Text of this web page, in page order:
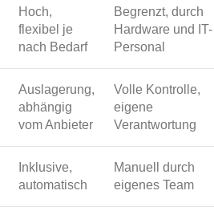
Hoch,
flexibel je
nach Bedarf
Begrenzt, durch
Hardware und IT-
Personal
Auslagerung,
abhängig
vom Anbieter
Volle Kontrolle,
eigene
Verantwortung
Inklusive,
automatisch
Manuell durch
eigenes Team